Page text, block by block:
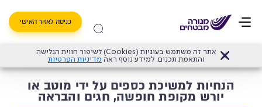
כניסה לאזור האישי
אתר זה משתמש בעוגיות (Cookies) לשיפור חווית הגלישה
והתאמת תכנים. למידע נוסף ראה מדיניות הפרטיות
> הנחיות למשיכת כספים על ידי מוטב או יורש מקופת חופשה, חגים והבראה
הנחיות למשיכת כספים על ידי מוטב או
יורש מקופת חופשה, חגים והבראה